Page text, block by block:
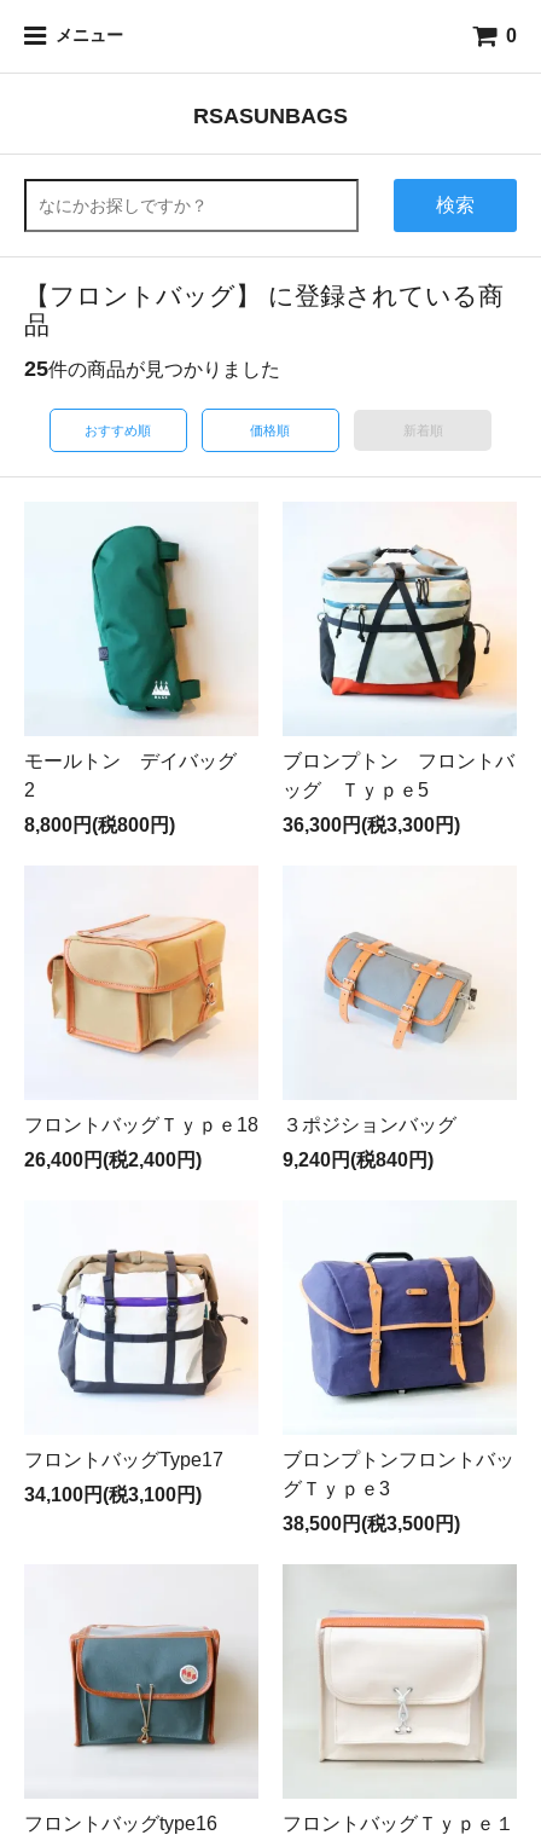
メニュー 0
RSASUNBAGS
検索
【フロントバッグ】 に登録されている商
品
25件の商品が見つかりました
おすすめ順 価格順 新着順
モールトン デイバッグ
2
8,800円(税800円)
ブロンプトン フロントバ
ッグ Ｔｙｐｅ5
36,300円(税3,300円)
フロントバッグＴｙｐｅ18
26,400円(税2,400円)
３ポジションバッグ
9,240円(税840円)
フロントバッグType17
34,100円(税3,100円)
ブロンプトンフロントバッ
グＴｙｐｅ3
38,500円(税3,500円)
フロントバッグtype16
フロントバッグＴｙｐｅ１